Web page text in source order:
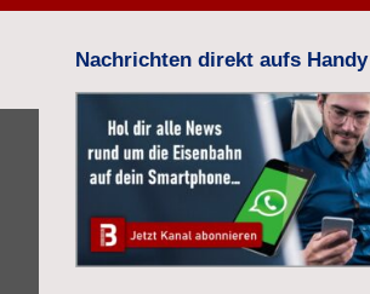
Nachrichten direkt aufs Handy